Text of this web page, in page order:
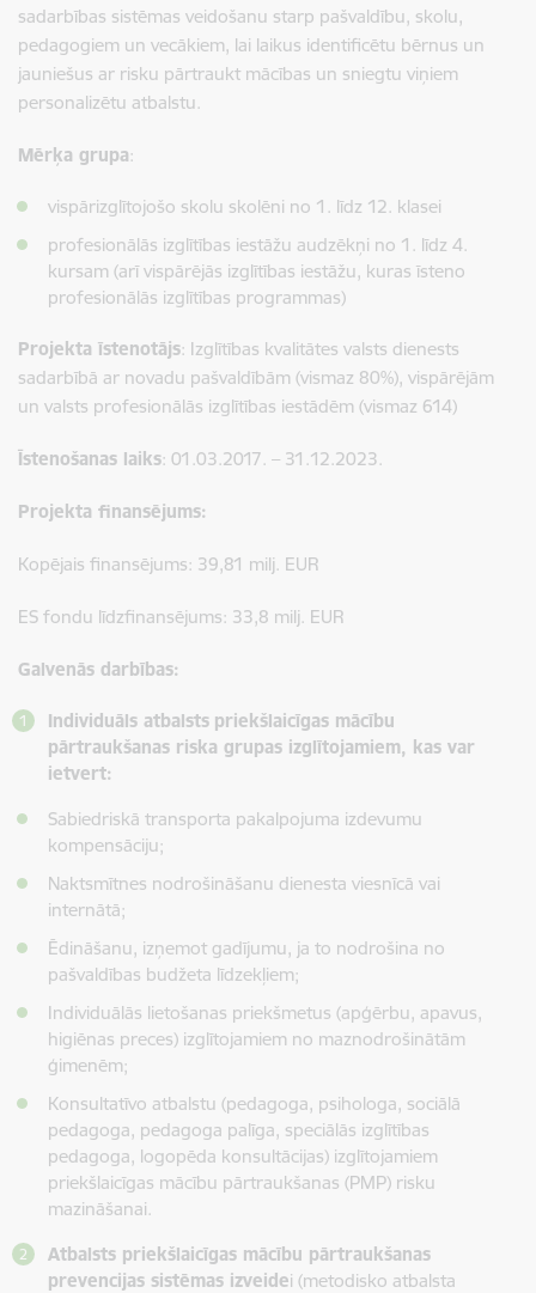
sadarbības sistēmas veidošanu starp pašvaldību, skolu,
pedagogiem un vecākiem, lai laikus identificētu bērnus un
jauniešus ar risku pārtraukt mācības un sniegtu viņiem
personalizētu atbalstu.
Mērķa grupa:
vispārizglītojošo skolu skolēni no 1. līdz 12. klasei
profesionālās izglītības iestāžu audzēkņi no 1. līdz 4.
kursam (arī vispārējās izglītības iestāžu, kuras īsteno
profesionālās izglītības programmas)
Projekta īstenotājs: Izglītības kvalitātes valsts dienests
sadarbībā ar novadu pašvaldībām (vismaz 80%), vispārējām
un valsts profesionālās izglītības iestādēm (vismaz 614)
Īstenošanas laiks: 01.03.2017. – 31.12.2023.
Projekta finansējums:
Kopējais finansējums: 39,81 milj. EUR
ES fondu līdzfinansējums: 33,8 milj. EUR
Galvenās darbības:
Individuāls atbalsts priekšlaicīgas mācību
pārtraukšanas riska grupas izglītojamiem, kas var
ietvert:
Sabiedriskā transporta pakalpojuma izdevumu
kompensāciju;
Naktsmītnes nodrošināšanu dienesta viesnīcā vai
internātā;
Ēdināšanu, izņemot gadījumu, ja to nodrošina no
pašvaldības budžeta līdzekļiem;
Individuālās lietošanas priekšmetus (apģērbu, apavus,
higiēnas preces) izglītojamiem no maznodrošinātām
ģimenēm;
Konsultatīvo atbalstu (pedagoga, psihologa, sociālā
pedagoga, pedagoga palīga, speciālās izglītības
pedagoga, logopēda konsultācijas) izglītojamiem
priekšlaicīgas mācību pārtraukšanas (PMP) risku
mazināšanai.
Atbalsts priekšlaicīgas mācību pārtraukšanas
prevencijas sistēmas izveidei (metodisko atbalsta